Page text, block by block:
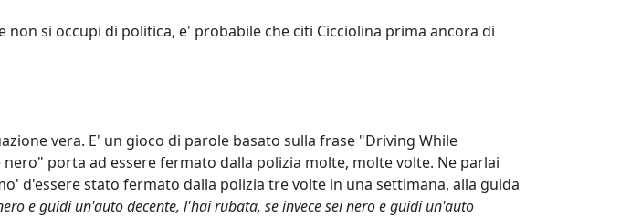
si occupi di politica, e' probabile che citi Cicciolina prima ancora di
vera. E' un gioco di parole basato sulla frase "Driving While
porta ad essere fermato dalla polizia molte, molte volte. Ne parlai
d'essere stato fermato dalla polizia tre volte in una settimana, alla guida
e guidi un'auto decente, l'hai rubata, se invece sei nero e guidi un'auto